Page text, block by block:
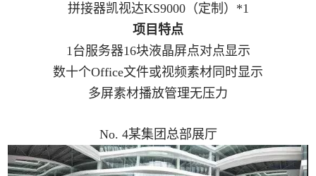
拼接器凯视达KS9000（定制）*1
项目特点
1台服务器16块液晶屏点对点显示
数十个Office文件或视频素材同时显示
多屏素材播放管理无压力
No. 4某集团总部展厅